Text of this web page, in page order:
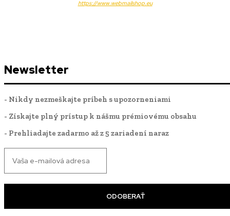
https://www.webmailshop.eu
Newsletter
- Nikdy nezmeškajte príbeh s upozorneniami
- Získajte plný prístup k nášmu prémiovému obsahu
- Prehliadajte zadarmo až z 5 zariadení naraz
ODOBERAŤ